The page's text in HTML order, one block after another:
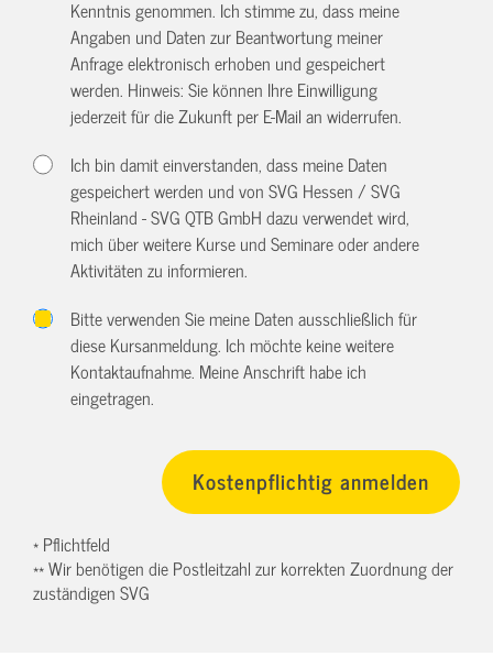
Kenntnis genommen. Ich stimme zu, dass meine
Angaben und Daten zur Beantwortung meiner
Anfrage elektronisch erhoben und gespeichert
werden. Hinweis: Sie können Ihre Einwilligung
jederzeit für die Zukunft per E-Mail anwiderrufen.
Ich bin damit einverstanden, dass meine Daten
gespeichert werden und von SVG Hessen / SVG
Rheinland - SVG QTB GmbH dazu verwendet wird,
mich über weitere Kurse und Seminare oder andere
Aktivitäten zu informieren.
Bitte verwenden Sie meine Daten ausschließlich für
diese Kursanmeldung. Ich möchte keine weitere
Kontaktaufnahme. Meine Anschrift habe ich
eingetragen.
* Pflichtfeld
** Wir benötigen die Postleitzahl zur korrekten Zuordnung der
zuständigen SVG